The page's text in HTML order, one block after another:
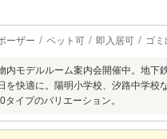
ーザー ペット可 即入居可 ゴ
内モデルルーム案内会開催中。地
を快適に。陽明小学校、汐路中学
タイプのバリエーション。